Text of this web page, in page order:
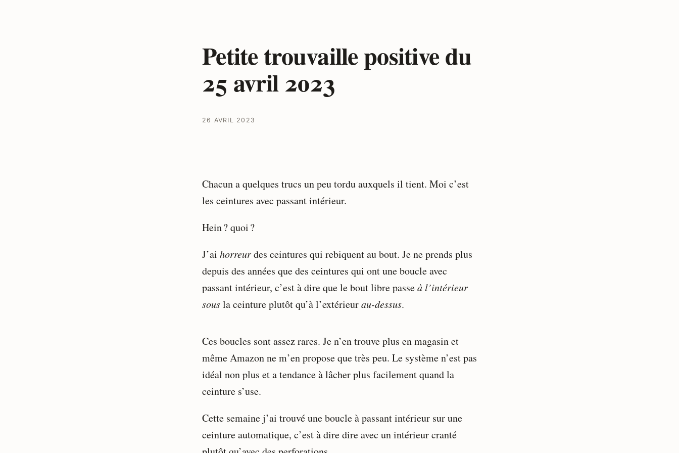
Petite trouvaille positive du
25 avril 2023
26 AVRIL 2023
Chacun a quelques trucs un peu tordu auxquels il tient. Moi c’est
les ceintures avec passant intérieur.
Hein ? quoi ?
J’ai horreurdes ceintures qui rebiquent au bout. Je ne prends plus
depuis des années que des ceintures qui ont une boucle avec
passant intérieur, c’est à dire que le bout libre passeà l’intérieur
sousla ceinture plutôt qu’à l’extérieurau-dessus.
Ces boucles sont assez rares. Je n’en trouve plus en magasin et
même Amazon ne m’en propose que très peu. Le système n’est pas
idéal non plus et a tendance à lâcher plus facilement quand la
ceinture s’use.
Cette semaine j’ai trouvé une boucle à passant intérieur sur une
ceinture automatique, c’est à dire dire avec un intérieur cranté